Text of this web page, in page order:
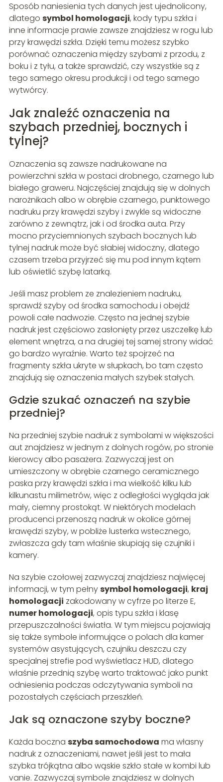
Sposób naniesienia tych danych jest ujednolicony,
dlatego symbol homologacji, kody typu szkła i
inne informacje prawie zawsze znajdziesz w rogu lub
przy krawędzi szkła. Dzięki temu możesz szybko
porównać oznaczenia między szybami z przodu, z
boku i z tyłu, a także sprawdzić, czy wszystkie są z
tego samego okresu produkcji i od tego samego
wytwórcy.
Jak znaleźć oznaczenia na
szybach przedniej, bocznych i
tylnej?
Oznaczenia są zawsze nadrukowane na
powierzchni szkła w postaci drobnego, czarnego lub
białego graweru. Najczęściej znajdują się w dolnych
narożnikach albo w obrębie czarnego, punktowego
nadruku przy krawędzi szyby i zwykle są widoczne
zarówno z zewnątrz, jak i od środka auta. Przy
mocno przyciemnionych szybach bocznych lub
tylnej nadruk może być słabiej widoczny, dlatego
czasem trzeba przyjrzeć się mu pod innym kątem
lub oświetlić szybę latarką.
Jeśli masz problem ze znalezieniem nadruku,
sprawdź szyby od środka samochodu i obejdź
powoli całe nadwozie. Często na jednej szybie
nadruk jest częściowo zasłonięty przez uszczelkę lub
element wnętrza, a na drugiej tej samej strony widać
go bardzo wyraźnie. Warto też spojrzeć na
fragmenty szkła ukryte w słupkach, bo tam często
znajdują się oznaczenia małych szybek stałych.
Gdzie szukać oznaczeń na szybie
przedniej?
Na przedniej szybie nadruk z symbolami w większości
aut znajdziesz w jednym z dolnych rogów, po stronie
kierowcy albo pasażera. Zazwyczaj jest on
umieszczony w obrębie czarnego ceramicznego
paska przy krawędzi szkła i ma wielkość kilku lub
kilkunastu milimetrów, więc z odległości wygląda jak
mały, ciemny prostokąt. W niektórych modelach
producenci przenoszą nadruk w okolice górnej
krawędzi szyby, w pobliże lusterka wstecznego,
zwłaszcza gdy tam właśnie skupiają się czujniki i
kamery.
Na szybie czołowej zazwyczaj znajdziesz najwięcej
informacji, w tym pełnysymbol homologacji, kraj
homologacji zakodowany w cyfrze po literze E,
numer homologacji, opis typu szkła i klasę
przepuszczalności światła. W tym miejscu pojawiają
się także symbole informujące o polach dla kamer
systemów asystujących, czujniku deszczu czy
specjalnej strefie pod wyświetlacz HUD, dlatego
właśnie przednią szybę warto traktować jako punkt
odniesienia podczas odczytywania symboli na
pozostałych częściach przeszkleń.
Jak są oznaczone szyby boczne?
Każda boczna szyba samochodowa ma własny
nadruk z oznaczeniami, nawet jeśli jest to mała
szybka trójkątna albo wąskie szkło stałe w kombi lub
vanie. Zazwyczaj symbole znajdziesz w dolnych